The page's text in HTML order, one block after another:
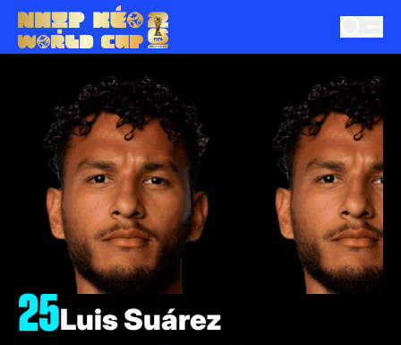
25Luis Suárez